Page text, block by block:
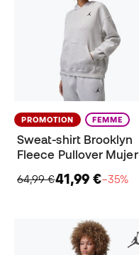
PROMOTION FEMME
Sweat-shirt Brooklyn
Fleece Pullover Mujer
64,99 €41,99 €−35%